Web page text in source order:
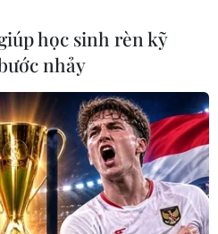
học sinh rèn kỹ
nhảy